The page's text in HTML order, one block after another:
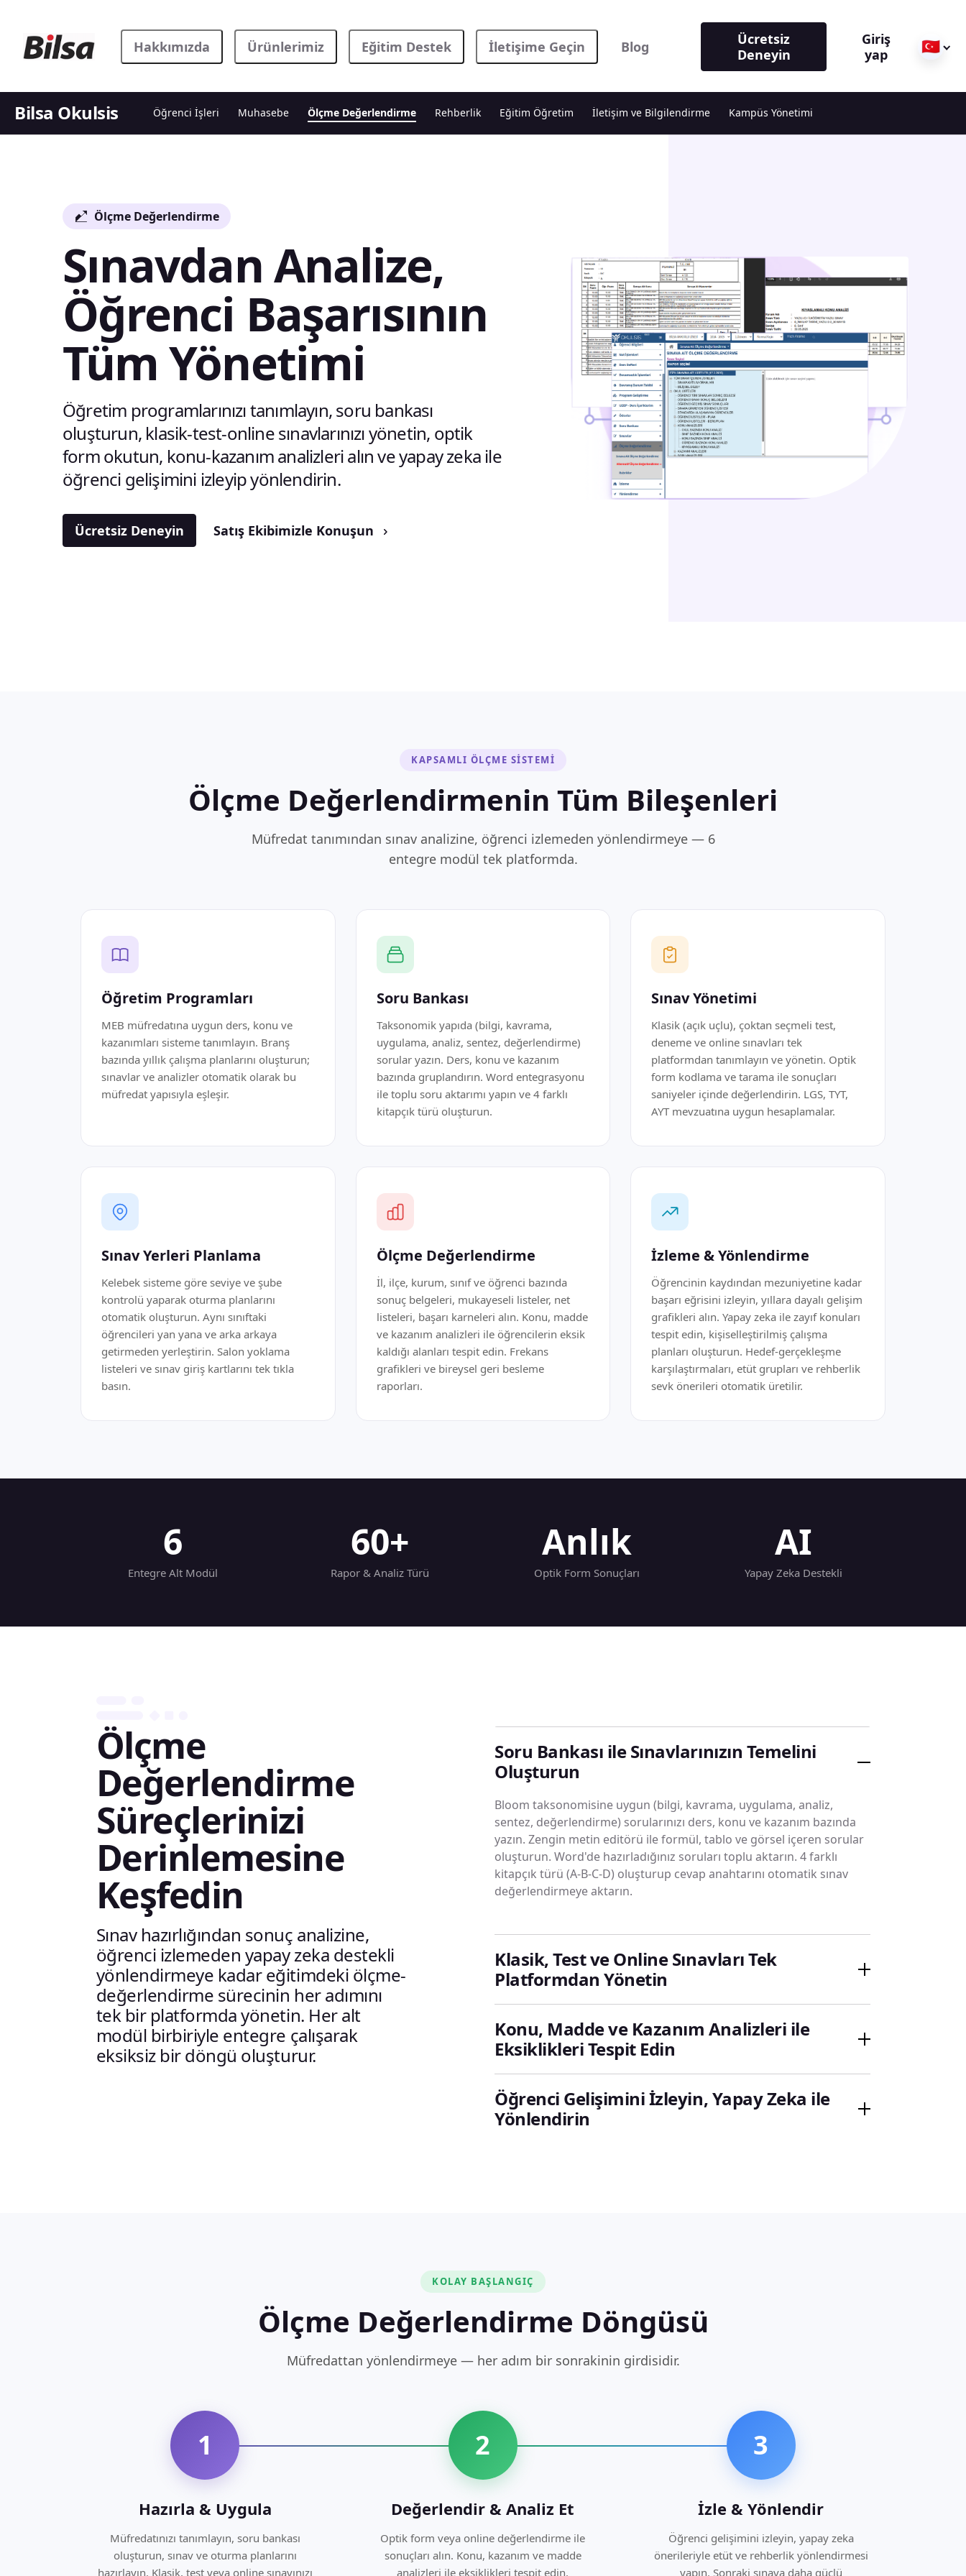
Hakkımızda Ürünlerimiz Eğitim Destek İletişime Geçin Blog
Ücretsiz
Deneyin
Giriş
yap
🇹🇷
Bilsa Okulsis Öğrenci İşleri Muhasebe Ölçme Değerlendirme Rehberlik Eğitim Öğretim İletişim ve Bilgilendirme Kampüs Yönetimi
Ölçme Değerlendirme
Sınavdan Analize,
Öğrenci Başarısının
Tüm Yönetimi
Öğretim programlarınızı tanımlayın, soru bankası
oluşturun, klasik-test-online sınavlarınızı yönetin, optik
form okutun, konu-kazanım analizleri alın ve yapay zeka ile
öğrenci gelişimini izleyip yönlendirin.
Ücretsiz Deneyin Satış Ekibimizle Konuşun
KAPSAMLI ÖLÇME SİSTEMİ
Ölçme Değerlendirmenin Tüm Bileşenleri
Müfredat tanımından sınav analizine, öğrenci izlemeden yönlendirmeye — 6
entegre modül tek platformda.
Öğretim Programları
MEB müfredatına uygun ders, konu ve
kazanımları sisteme tanımlayın. Branş
bazında yıllık çalışma planlarını oluşturun;
sınavlar ve analizler otomatik olarak bu
müfredat yapısıyla eşleşir.
Soru Bankası
Taksonomik yapıda (bilgi, kavrama,
uygulama, analiz, sentez, değerlendirme)
sorular yazın. Ders, konu ve kazanım
bazında gruplandırın. Word entegrasyonu
ile toplu soru aktarımı yapın ve 4 farklı
kitapçık türü oluşturun.
Sınav Yönetimi
Klasik (açık uçlu), çoktan seçmeli test,
deneme ve online sınavları tek
platformdan tanımlayın ve yönetin. Optik
form kodlama ve tarama ile sonuçları
saniyeler içinde değerlendirin. LGS, TYT,
AYT mevzuatına uygun hesaplamalar.
Sınav Yerleri Planlama
Kelebek sisteme göre seviye ve şube
kontrolü yaparak oturma planlarını
otomatik oluşturun. Aynı sınıftaki
öğrencileri yan yana ve arka arkaya
getirmeden yerleştirin. Salon yoklama
listeleri ve sınav giriş kartlarını tek tıkla
basın.
Ölçme Değerlendirme
İl, ilçe, kurum, sınıf ve öğrenci bazında
sonuç belgeleri, mukayeseli listeler, net
listeleri, başarı karneleri alın. Konu, madde
ve kazanım analizleri ile öğrencilerin eksik
kaldığı alanları tespit edin. Frekans
grafikleri ve bireysel geri besleme
raporları.
İzleme & Yönlendirme
Öğrencinin kaydından mezuniyetine kadar
başarı eğrisini izleyin, yıllara dayalı gelişim
grafikleri alın. Yapay zeka ile zayıf konuları
tespit edin, kişiselleştirilmiş çalışma
planları oluşturun. Hedef-gerçekleşme
karşılaştırmaları, etüt grupları ve rehberlik
sevk önerileri otomatik üretilir.
6
Entegre Alt Modül
60+
Rapor & Analiz Türü
Anlık
Optik Form Sonuçları
AI
Yapay Zeka Destekli
Ölçme
Değerlendirme
Süreçlerinizi
Derinlemesine
Keşfedin
Sınav hazırlığından sonuç analizine,
öğrenci izlemeden yapay zeka destekli
yönlendirmeye kadar eğitimdeki ölçme-
değerlendirme sürecinin her adımını
tek bir platformda yönetin. Her alt
modül birbiriyle entegre çalışarak
eksiksiz bir döngü oluşturur.
Soru Bankası ile Sınavlarınızın Temelini
Oluşturun
Bloom taksonomisine uygun (bilgi, kavrama, uygulama, analiz,
sentez, değerlendirme) sorularınızı ders, konu ve kazanım bazında
yazın. Zengin metin editörü ile formül, tablo ve görsel içeren sorular
oluşturun. Word'de hazırladığınız soruları toplu aktarın. 4 farklı
kitapçık türü (A-B-C-D) oluşturup cevap anahtarını otomatik sınav
değerlendirmeye aktarın.
Klasik, Test ve Online Sınavları Tek
Platformdan Yönetin
Konu, Madde ve Kazanım Analizleri ile
Eksiklikleri Tespit Edin
Öğrenci Gelişimini İzleyin, Yapay Zeka ile
Yönlendirin
KOLAY BAŞLANGIÇ
Ölçme Değerlendirme Döngüsü
Müfredattan yönlendirmeye — her adım bir sonrakinin girdisidir.
1
Hazırla & Uygula
Müfredatınızı tanımlayın, soru bankası
oluşturun, sınav ve oturma planlarını
hazırlayın. Klasik, test veya online sınavınızı
2
Değerlendir & Analiz Et
Optik form veya online değerlendirme ile
sonuçları alın. Konu, kazanım ve madde
analizleri ile eksiklikleri tespit edin.
3
İzle & Yönlendir
Öğrenci gelişimini izleyin, yapay zeka
önerileriyle etüt ve rehberlik yönlendirmesi
yapın. Sonraki sınava daha güçlü